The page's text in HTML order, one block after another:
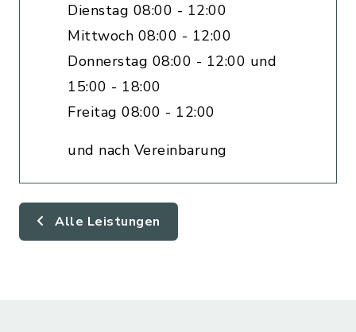
Dienstag 08:00 - 12:00
Mittwoch 08:00 - 12:00
Donnerstag 08:00 - 12:00 und
15:00 - 18:00
Freitag 08:00 - 12:00
und nach Vereinbarung
Alle Leistungen